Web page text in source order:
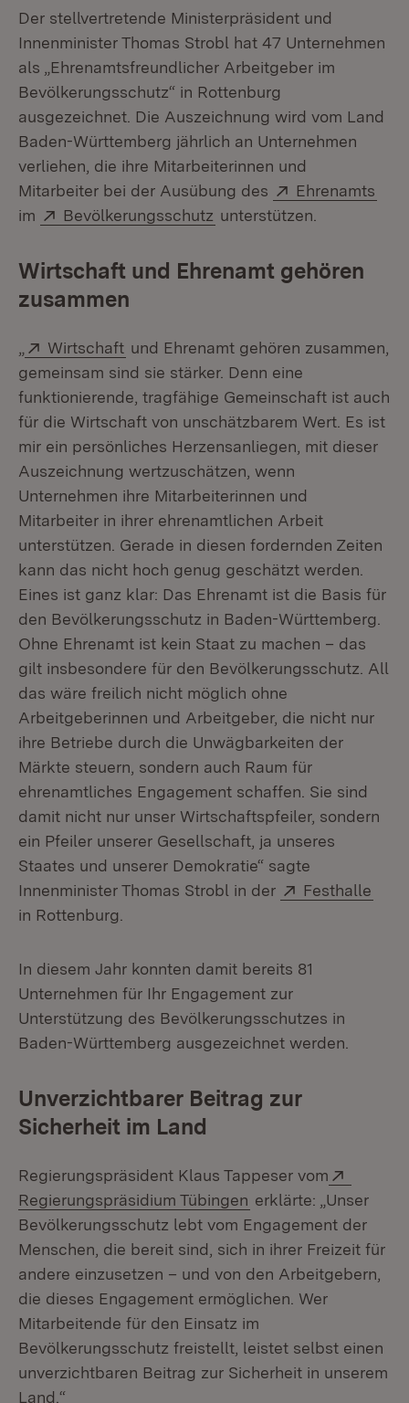
Der stellvertretende Ministerpräsident und
Innenminister Thomas Strobl hat 47 Unternehmen
als „Ehrenamtsfreundlicher Arbeitgeber im
Bevölkerungsschutz“ in Rottenburg
ausgezeichnet. Die Auszeichnung wird vom Land
Baden-Württemberg jährlich an Unternehmen
verliehen, die ihre Mitarbeiterinnen und
Mitarbeiter bei der Ausübung des
Extern:
Ehrenamts
im
Extern:
Bevölkerungsschutz (Öffnet in neuem Fenster)
unterstützen.
Wirtschaft und Ehrenamt gehören
zusammen
Extern:
Wirtschaft (Öffnet in neuem Fenster)
und Ehrenamt gehören zusammen,
gemeinsam sind sie stärker. Denn eine
funktionierende, tragfähige Gemeinschaft ist auch
für die Wirtschaft von unschätzbarem Wert. Es ist
mir ein persönliches Herzensanliegen, mit dieser
Auszeichnung wertzuschätzen, wenn
Unternehmen ihre Mitarbeiterinnen und
Mitarbeiter in ihrer ehrenamtlichen Arbeit
unterstützen. Gerade in diesen fordernden Zeiten
kann das nicht hoch genug geschätzt werden.
Eines ist ganz klar: Das Ehrenamt ist die Basis für
den Bevölkerungsschutz in Baden-Württemberg.
Ohne Ehrenamt ist kein Staat zu machen – das
gilt insbesondere für den Bevölkerungsschutz. All
das wäre freilich nicht möglich ohne
Arbeitgeberinnen und Arbeitgeber, die nicht nur
ihre Betriebe durch die Unwägbarkeiten der
Märkte steuern, sondern auch Raum für
ehrenamtliches Engagement schaffen. Sie sind
damit nicht nur unser Wirtschaftspfeiler, sondern
ein Pfeiler unserer Gesellschaft, ja unseres
Staates und unserer Demokratie“ sagte
Innenminister Thomas Strobl in der
Extern:
Festhalle
in Rottenburg.
In diesem Jahr konnten damit bereits 81
Unternehmen für Ihr Engagement zur
Unterstützung des Bevölkerungsschutzes in
Baden-Württemberg ausgezeichnet werden.
Unverzichtbarer Beitrag zur
Sicherheit im Land
Regierungspräsident Klaus Tappeser vom
Regierungspräsidium Tübingen (Öffnet in neuem
erklärte: „Unser
Bevölkerungsschutz lebt vom Engagement der
Menschen, die bereit sind, sich in ihrer Freizeit für
andere einzusetzen – und von den Arbeitgebern,
die dieses Engagement ermöglichen. Wer
Mitarbeitende für den Einsatz im
Bevölkerungsschutz freistellt, leistet selbst einen
unverzichtbaren Beitrag zur Sicherheit in unserem
Land.“